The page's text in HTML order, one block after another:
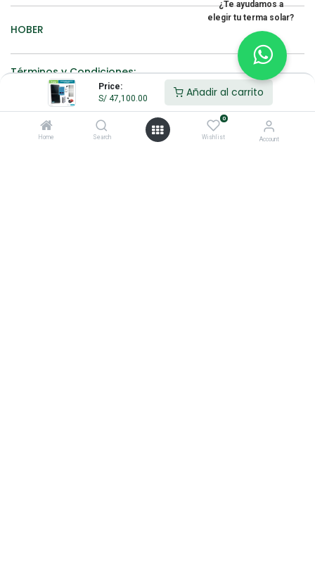
Price:
S/ 47,100.00 Añadir al carrito
Home Search
0
Wishlist Account
HOBER
Términos y Condiciones:
100% original
Devolución
antes de 30
Hacemos
envíos a nivel
¿Te ayudamos a
elegir tu terma solar?